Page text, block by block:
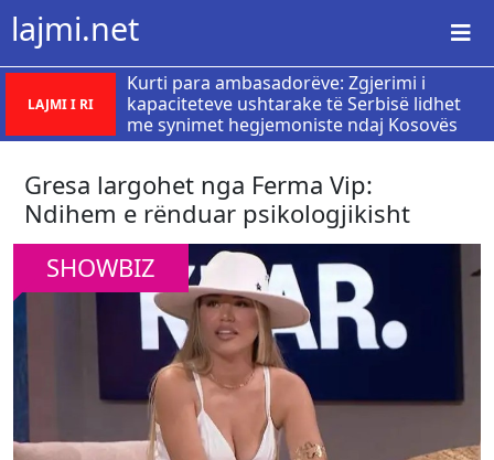
lajmi.net
LAJMI I RI
Kurti para ambasadorëve: Zgjerimi i
kapaciteteve ushtarake të Serbisë lidhet
me synimet hegjemoniste ndaj Kosovës
Gresa largohet nga Ferma Vip:
Ndihem e rënduar psikologjikisht
SHOWBIZ